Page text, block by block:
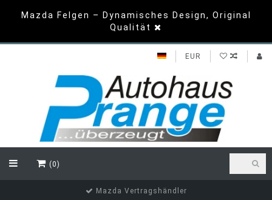
Mazda Felgen – Dynamisches Design, Original
Qualität
EUR
(0)
Mazda Vertragshändler